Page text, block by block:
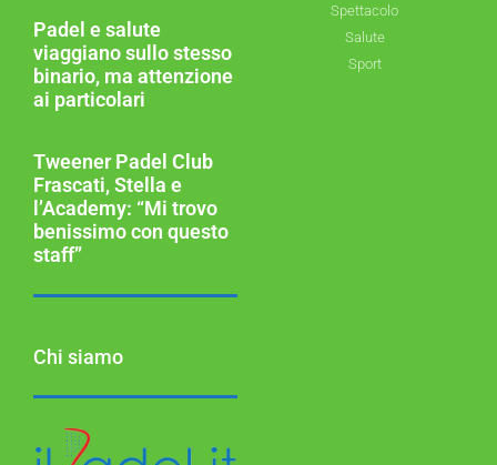
Padel e salute
viaggiano sullo stesso
binario, ma attenzione
ai particolari
Tweener Padel Club
Frascati, Stella e
l’Academy: “Mi trovo
benissimo con questo
staff”
Spettacolo
Salute
Sport
Chi siamo